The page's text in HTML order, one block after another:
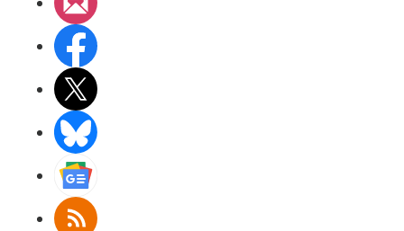
RSS